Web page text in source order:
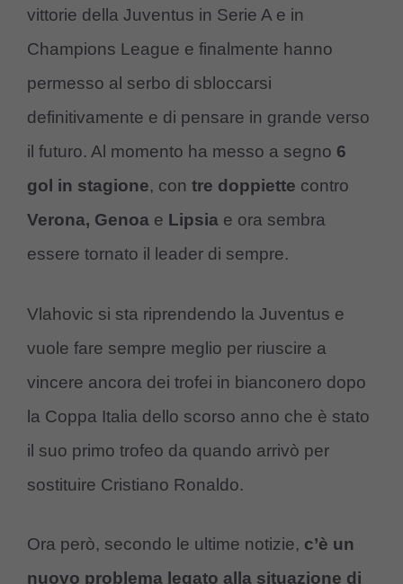
vittorie della Juventus in Serie A e in
Champions League e finalmente hanno
permesso al serbo di sbloccarsi
definitivamente e di pensare in grande verso
il futuro. Al momento ha messo a segno 6
gol in stagione, con tre doppiette contro
Verona, Genoa e Lipsia e ora sembra
essere tornato il leader di sempre.
Vlahovic si sta riprendendo la Juventus e
vuole fare sempre meglio per riuscire a
vincere ancora dei trofei in bianconero dopo
la Coppa Italia dello scorso anno che è stato
il suo primo trofeo da quando arrivò per
sostituire Cristiano Ronaldo.
Ora però, secondo le ultime notizie, c’è un
nuovo problema legato alla situazione di